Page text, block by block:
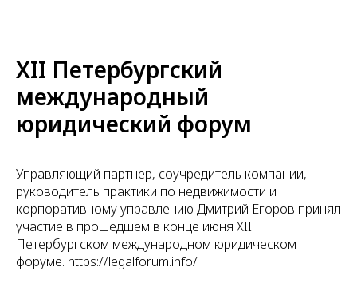
XII Петербургский
международный
юридический форум
Управляющий партнер, соучредитель компании,
руководитель практики по недвижимости и
корпоративному управлению Дмитрий Егоров принял
участие в прошедшем в конце июня XII
Петербургском международном юридическом
форуме. https://legalforum.info/